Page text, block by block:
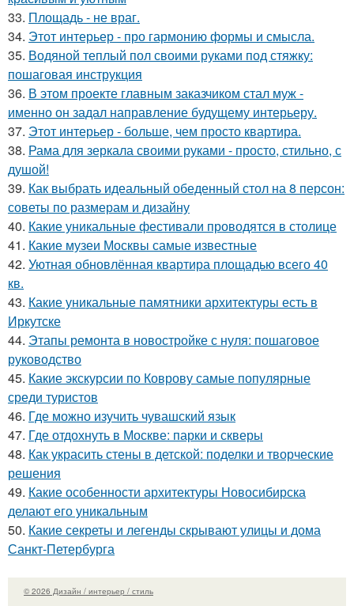
33. Площадь - не враг.
34. Этот интерьер - про гармонию формы и смысла.
35. Водяной теплый пол своими руками под стяжку:
пошаговая инструкция
36. В этом проекте главным заказчиком стал муж -
именно он задал направление будущему интерьеру.
37. Этот интерьер - больше, чем просто квартира.
38. Рама для зеркала своими руками - просто, стильно, с
душой!
39. Как выбрать идеальный обеденный стол на 8 персон:
советы по размерам и дизайну
40. Какие уникальные фестивали проводятся в столице
41. Какие музеи Москвы самые известные
42. Уютная обновлённая квартира площадью всего 40
кв.
43. Какие уникальные памятники архитектуры есть в
Иркутске
44. Этапы ремонта в новостройке с нуля: пошаговое
руководство
45. Какие экскурсии по Коврову самые популярные
среди туристов
46. Где можно изучить чувашский язык
47. Где отдохнуть в Москве: парки и скверы
48. Как украсить стены в детской: поделки и творческие
решения
49. Какие особенности архитектуры Новосибирска
делают его уникальным
50. Какие секреты и легенды скрывают улицы и дома
Санкт-Петербурга
© 2026 Дизайн / интерьер / стиль